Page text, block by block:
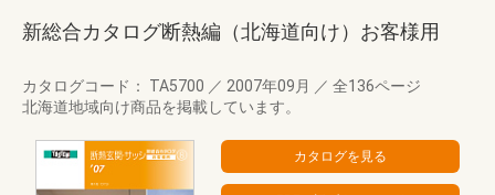
新総合カタログ断熱編（北海道向け）お客様用
カタログコード： TA5700 ／ 2007年09月 ／ 全136ページ
北海道地域向け商品を掲載しています。